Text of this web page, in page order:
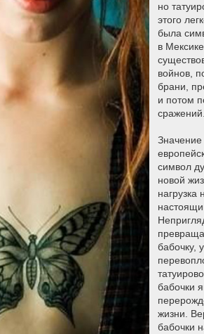
но
этого
была
в
войнов,
брани,
и потом
Значение
символ
новой
нагрузка
бабочку,
бабочки
жизни.
бабочки